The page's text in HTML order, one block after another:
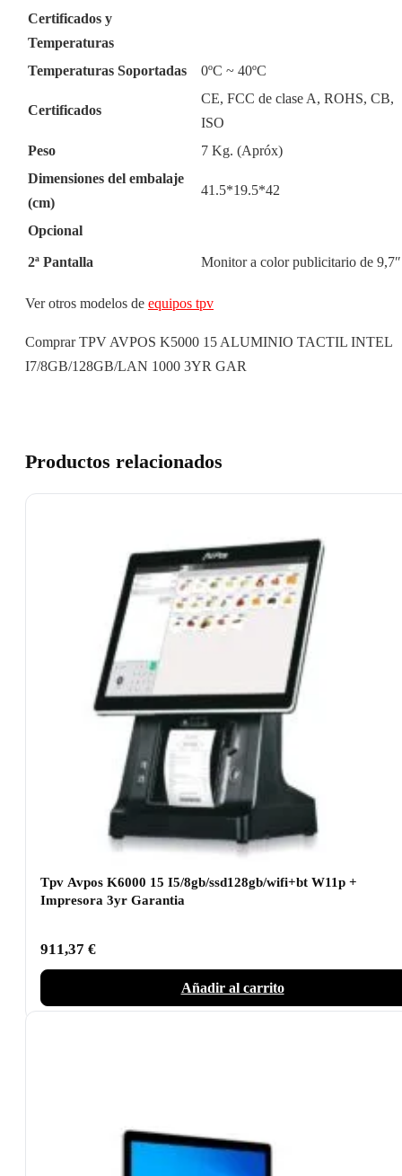
Certificados y
Temperaturas
Temperaturas Soportadas
0ºC ~ 40ºC
Certificados
CE, FCC de clase A, ROHS, CB,
ISO
Peso
7 Kg. (Apróx)
Dimensiones del embalaje
(cm)
41.5*19.5*42
Opcional
2ª Pantalla Monitor a color publicitario de 9,7″
Ver otros modelos de equipos tpv
Comprar TPV AVPOS K5000 15 ALUMINIO TACTIL INTEL
I7/8GB/128GB/LAN 1000 3YR GAR
Productos relacionados
Tpv Avpos K6000 15 I5/8gb/ssd128gb/wifi+bt W11p +
Impresora 3yr Garantia
911,37 €
Añadir al carrito